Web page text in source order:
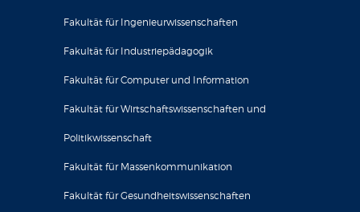
Fakultät für Ingenieurwissenschaften
Fakultät für Industriepädagogik
Fakultät für Computer und Information
Fakultät für Wirtschaftswissenschaften und
Politikwissenschaft
Fakultät für Massenkommunikation
Fakultät für Gesundheitswissenschaften